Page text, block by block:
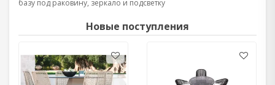
базу под раковину, зеркало и подсветку
Новые поступления